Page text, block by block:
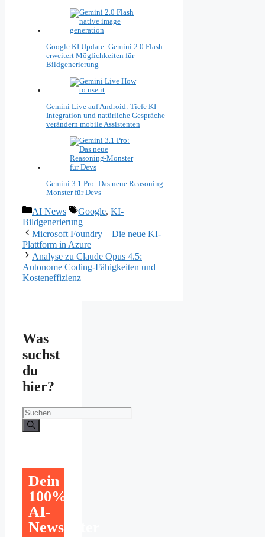
Google KI Update: Gemini 2.0 Flash
erweitert Möglichkeiten für
Bildgenerierung
Gemini Live auf Android: Tiefe KI-
Integration und natürliche Gespräche
verändern mobile Assistenten
Gemini 3.1 Pro: Das neue Reasoning-
Monster für Devs
Kategorien
AI News Schlagwörter
Google, KI-
Bildgenerierung
Microsoft Foundry – Die neue KI-
Plattform in Azure
Analyse zu Claude Opus 4.5:
Autonome Coding-Fähigkeiten und
Kosteneffizienz
Was
suchst
du
hier?
Suchen
nach:
Dein
100%
AI-
Newsletter